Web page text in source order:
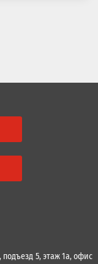
подъезд 5, этаж 1а, офис